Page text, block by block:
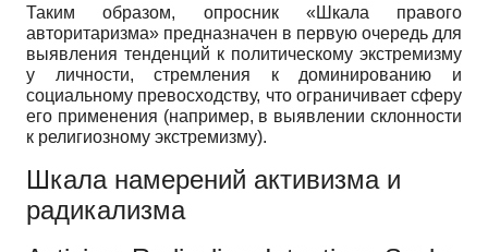
Таким образом, опросник «Шкала правого
авторитаризма» предназначен в первую очередь для
выявления тенденций к политическому экстремизму
у личности, стремления к доминированию и
социальному превосходству, что ограничивает сферу
его применения (например, в выявлении склонности
к религиозному экстремизму).
Шкала намерений активизма и
радикализма